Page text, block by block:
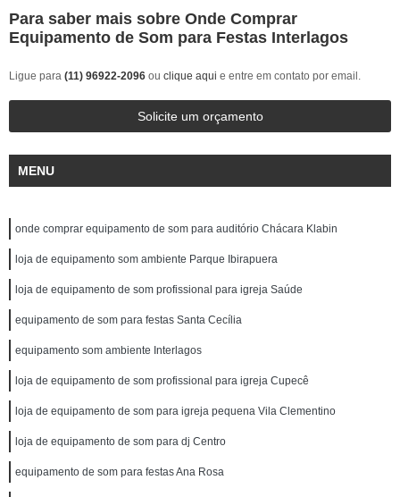
Para saber mais sobre Onde Comprar
Equipamento de Som para Festas Interlagos
Ligue para (11) 96922-2096 ou clique aqui e entre em contato por email.
Solicite um orçamento
MENU
onde comprar equipamento de som para auditório Chácara Klabin
loja de equipamento som ambiente Parque Ibirapuera
loja de equipamento de som profissional para igreja Saúde
equipamento de som para festas Santa Cecília
equipamento som ambiente Interlagos
loja de equipamento de som profissional para igreja Cupecê
loja de equipamento de som para igreja pequena Vila Clementino
loja de equipamento de som para dj Centro
equipamento de som para festas Ana Rosa